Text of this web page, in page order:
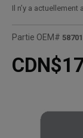
Il n’y a
Partie OEM#